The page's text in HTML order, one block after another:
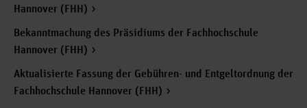
Hannover (FHH)
Bekanntmachung des Präsidiums der Fachhochschule
Hannover (FHH)
Aktualisierte Fassung der Gebühren- und Entgeltordnung der
Fachhochschule Hannover (FHH)